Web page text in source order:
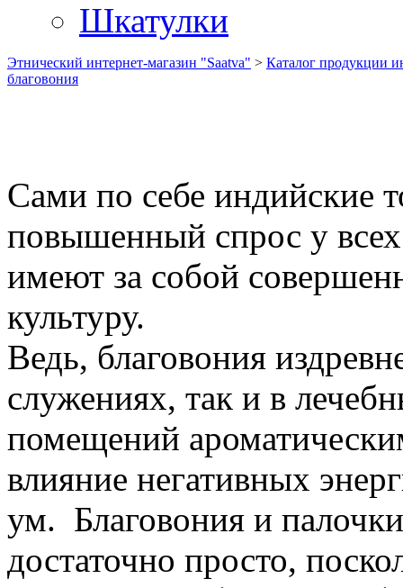
Шкатулки
Этнический интернет-магазин "Saatva" > Каталог продукции
благовония
Сами по себе индийские
повышенный спрос у
имеют за собой
культуру.
Ведь, благовония
служениях, так и в
помещений
влияние негативных
ум. Благовония и
достаточно просто,